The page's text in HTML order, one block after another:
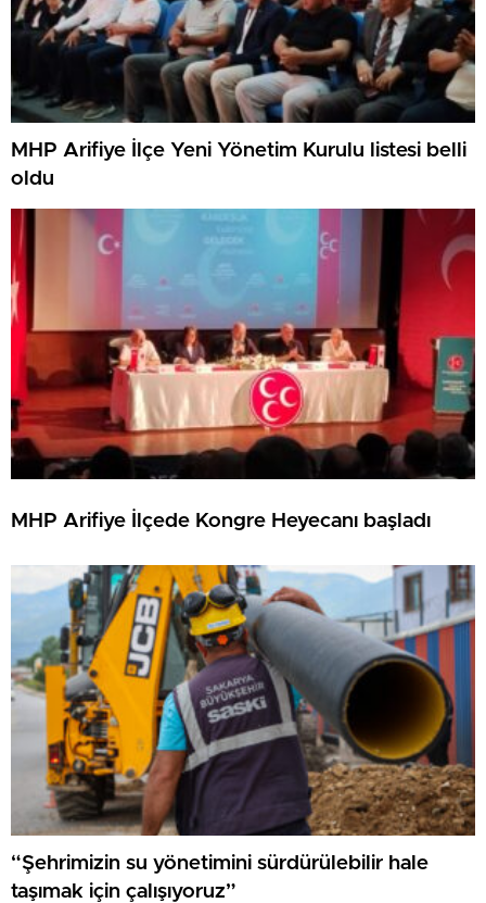
MHP Arifiye İlçe Yeni Yönetim Kurulu listesi belli
oldu
MHP Arifiye İlçede Kongre Heyecanı başladı
“Şehrimizin su yönetimini sürdürülebilir hale
taşımak için çalışıyoruz”